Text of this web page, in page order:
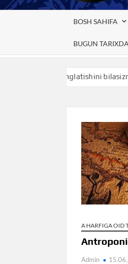
BOSH SAHIFA
BUGUN TARIXDA
nimani anglatishini bilasizmi
A HARFIGA OID
Admin